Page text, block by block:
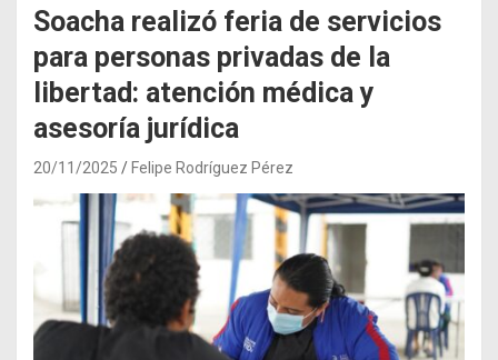
Soacha realizó feria de servicios
para personas privadas de la
libertad: atención médica y
asesoría jurídica
20/11/2025 Felipe Rodríguez Pérez